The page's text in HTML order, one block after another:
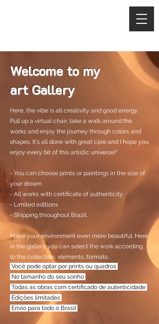
Welcome to my
art Gallery
Here, the vibe is all creativity and good energy.
Pull up a virtual chair, take a walk around the
works and enjoy the journey through colors and
shapes. It's all done with great care and I hope you
enjoy every bit of this artistic universe!"
- You can choose prints or paintings in the size of
your dream.
- All works with certificate of authenticity
- Limited editions
- Shipping throughout Brazil.
Make your environment even more beautiful. Here
in the gallery you can select the work according
to the collection, elements, formats.
Você pode optar por prints ou quadros
No tamanho do seu sonho
Todas as obras com certificado de autenticidade
Edições limitadas
Envio para todo o Brasil